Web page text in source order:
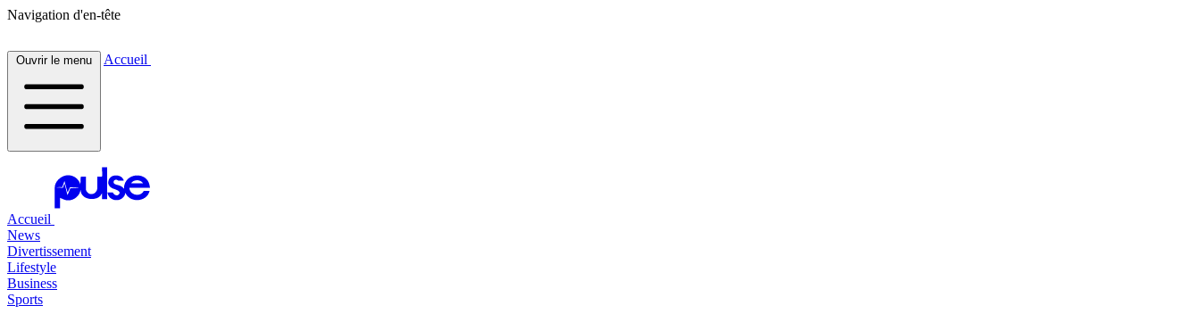
Navigation d'en-tête
Ouvrir le menu Accueil
Accueil
News
Divertissement
Lifestyle
Business
Sports